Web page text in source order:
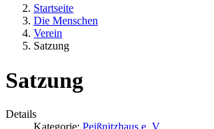
Startseite
Die Menschen
Verein
Satzung
Satzung
Details